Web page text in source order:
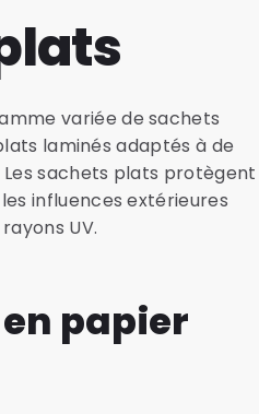
variée de sachets
laminés adaptés à de
sachets plats protègent
influences extérieures
UV.
papier